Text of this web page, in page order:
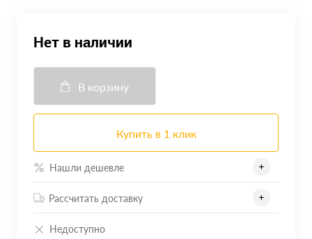
Нет в наличии
В корзину
Купить в 1 клик
Нашли дешевле
Рассчитать доставку
Недоступно